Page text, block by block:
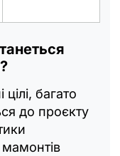
багато
до проєкту
мамонтів